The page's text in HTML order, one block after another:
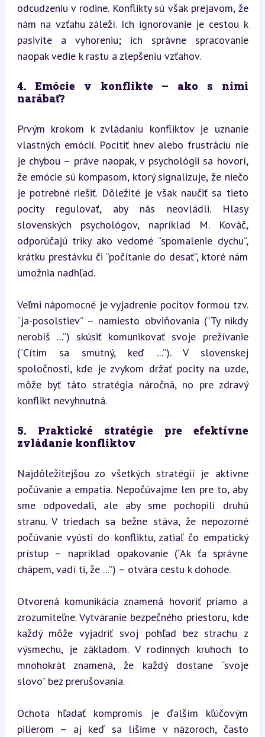
odcudzeniu v rodine. Konflikty sú však prejavom, že
nám na vzťahu záleží. Ich ignorovanie je cestou k
pasivite a vyhoreniu; ich správne spracovanie
naopak vedie k rastu a zlepšeniu vzťahov.
4. Emócie v konflikte – ako s nimi
narábať?
Prvým krokom k zvládaniu konfliktov je uznanie
vlastných emócií. Pocítiť hnev alebo frustráciu nie
je chybou – práve naopak, v psychológii sa hovorí,
že emócie sú kompasom, ktorý signalizuje, že niečo
je potrebné riešiť. Dôležité je však naučiť sa tieto
pocity regulovať, aby nás neovládli. Hlasy
slovenských psychológov, napríklad M. Kováč,
odporúčajú triky ako vedomé “spomalenie dychu”,
krátku prestávku či “počítanie do desať”, ktoré nám
umožnia nadhľad.
Veľmi nápomocné je vyjadrenie pocitov formou tzv.
“ja-posolstiev” – namiesto obviňovania (“Ty nikdy
nerobíš ...”) skúsiť komunikovať svoje prežívanie
(“Cítim sa smutný, keď ...”). V slovenskej
spoločnosti, kde je zvykom držať pocity na uzde,
môže byť táto stratégia náročná, no pre zdravý
konflikt nevyhnutná.
5. Praktické stratégie pre efektívne
zvládanie konfliktov
Najdôležitejšou zo všetkých stratégií je aktívne
počúvanie a empatia. Nepočúvajme len pre to, aby
sme odpovedali, ale aby sme pochopili druhú
stranu. V triedach sa bežne stáva, že nepozorné
počúvanie vyústi do konfliktu, zatiaľ čo empatický
prístup – napríklad opakovanie (“Ak ťa správne
chápem, vadí ti, že ...”) – otvára cestu k dohode.
Otvorená komunikácia znamená hovoriť priamo a
zrozumiteľne. Vytváranie bezpečného priestoru, kde
každý môže vyjadriť svoj pohľad bez strachu z
výsmechu, je základom. V rodinných kruhoch to
mnohokrát znamená, že každý dostane “svoje
slovo” bez prerušovania.
Ochota hľadať kompromis je ďalším kľúčovým
pilierom – aj keď sa líšime v názoroch, často